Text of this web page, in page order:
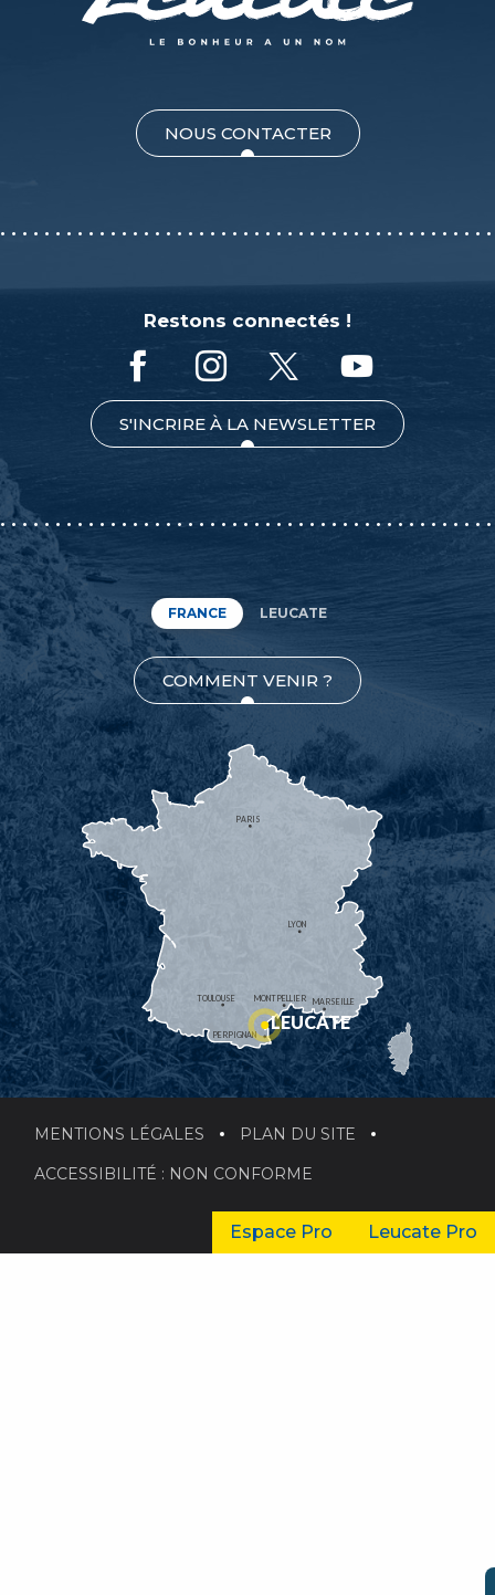
NOUS CONTACTER
Restons connectés !
S'INCRIRE À LA NEWSLETTER
FRANCE LEUCATE
COMMENT VENIR ?
MONTPELLIER
PERPIGNAN
MARSEILLE
TOULOUSE
LYON
PARIS
LEUCATE
MENTIONS LÉGALES PLAN DU SITE
ACCESSIBILITÉ : NON CONFORME
Espace Pro Leucate Pro